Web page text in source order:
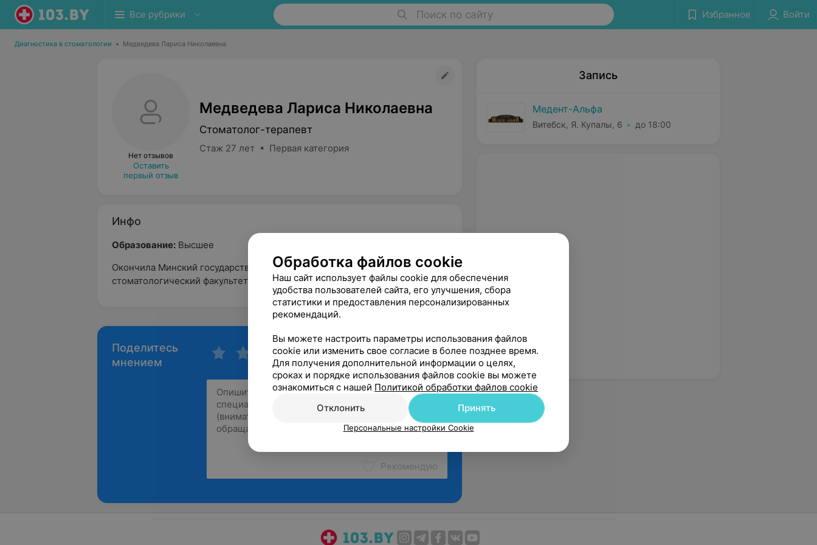
Все рубрики Поиск по сайту Избранное Войти
Диагностика в стоматологии • Медведева Лариса Николаевна
Нет отзывов
Оставить
первый отзыв
Медведева Лариса Николаевна
Стоматолог-терапевт
Стаж 27 лет • Первая категория
Инфо
Образование: Высшее
Окончила Минский государственный медицинский университет,
стоматологический факультет.
Поделитесь
мнением
Рекомендую
Запись
Медент-Альфа
Витебск, Я. Купалы, 6 до 18:00
Обработка файлов cookie
Наш сайт использует файлы cookie для обеспечения
удобства пользователей сайта, его улучшения, сбора
статистики и предоставления персонализированных
рекомендаций.
Вы можете настроить параметры использования файлов
cookie или изменить свое согласие в более позднее время.
Для получения дополнительной информации о целях,
сроках и порядке использования файлов cookie вы можете
ознакомиться с нашей Политикой обработки файлов cookie
Отклонить
Принять
Персональные настройки Cookie